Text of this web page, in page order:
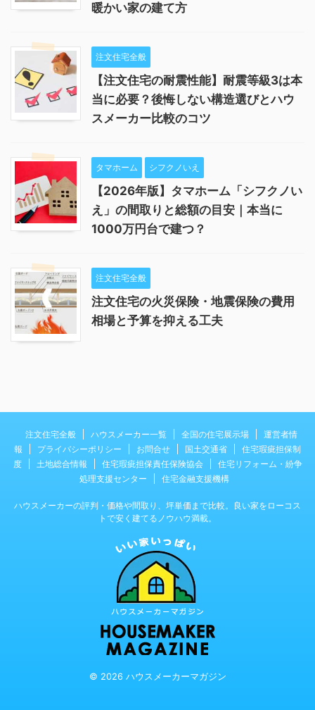
暖かい家の建て方
注文住宅全般
【注文住宅の耐震性能】耐震等級3は本
当に必要？後悔しない構造選びとハウ
スメーカー比較のコツ
タマホーム シフクノいえ
【2026年版】タマホーム「シフクノい
え」の間取りと総額の目安｜本当に
1000万円台で建つ？
注文住宅全般
注文住宅の火災保険・地震保険の費用
相場と予算を抑える工夫
注文住宅全般 ハウスメーカー一覧 全国の住宅展示場
運営者情
報
プライバシーポリシー お問合せ 国土交通省
住宅瑕疵担保制
度
土地総合情報 住宅瑕疵担保責任保険協会
住宅リフォーム・紛争
処理支援センター
住宅金融支援機構
ハウスメーカーの評判・価格や間取り、坪単価まで比較。良い家をローコス
トで安く建てるノウハウ満載。
© 2026 ハウスメーカーマガジン